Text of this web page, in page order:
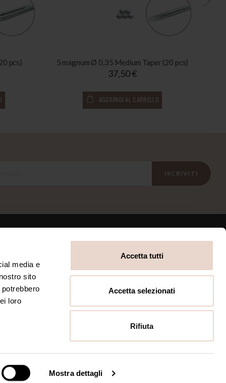
media e
sito
loro
Mostra dettagli
Accetta tutti
Accetta selezionati
Rifiuta
pcs) 5 magnum Ø 0,35 Medium Taper (20 pcs)
37,50 €
AGGIUNGI AL CARRELLO
ISCRIVITI
INFORMATIVE
Cookie Policy